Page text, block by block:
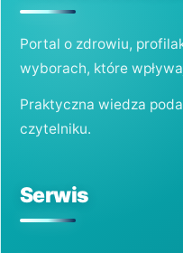
Portal o zdrowiu,
wyborach, które
Praktyczna wiedza
czytelniku.
Serwis